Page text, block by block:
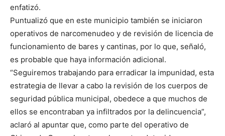
enfatizó.
Puntualizó que en este municipio también se iniciaron
operativos de narcomenudeo y de revisión de licencia de
funcionamiento de bares y cantinas, por lo que, señaló,
es probable que haya información adicional.
“Seguiremos trabajando para erradicar la impunidad, esta
estrategia de llevar a cabo la revisión de los cuerpos de
seguridad pública municipal, obedece a que muchos de
ellos se encontraban ya infiltrados por la delincuencia”,
aclaró al apuntar que, como parte del operativo de